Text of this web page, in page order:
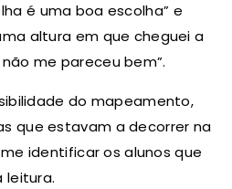
é uma boa escolha” e
altura em que cheguei a
me pareceu bem”.
do mapeamento,
que estavam a decorrer na
identificar os alunos que
leitura.